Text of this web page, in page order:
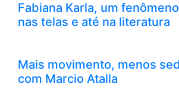
Fabiana Karla, um
nas telas e até na literatura
Mais movimento, menos
com Marcio Atalla